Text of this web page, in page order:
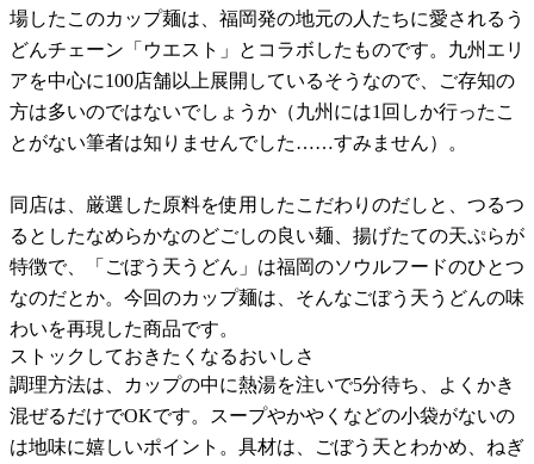
場したこのカップ麺は、福岡発の地元の人たちに愛されるう
どんチェーン「ウエスト」とコラボしたものです。九州エリ
アを中心に100店舗以上展開しているそうなので、ご存知の
方は多いのではないでしょうか（九州には1回しか行ったこ
とがない筆者は知りませんでした……すみません）。
同店は、厳選した原料を使用したこだわりのだしと、つるつ
るとしたなめらかなのどごしの良い麺、揚げたての天ぷらが
特徴で、「ごぼう天うどん」は福岡のソウルフードのひとつ
なのだとか。今回のカップ麺は、そんなごぼう天うどんの味
わいを再現した商品です。
ストックしておきたくなるおいしさ
調理方法は、カップの中に熱湯を注いで5分待ち、よくかき
混ぜるだけでOKです。スープやかやくなどの小袋がないの
は地味に嬉しいポイント。具材は、ごぼう天とわかめ、ねぎ